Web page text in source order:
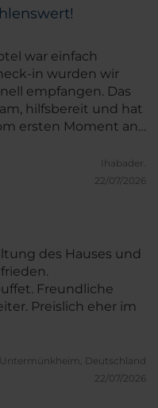
war einfach
in wurden wir
empfangen. Das
hilfsbereit und hat
ersten Moment an
makellos sauber.
sodass wir
Design des
Vielen
den großartigen
wieder und
Ihabader.
22/07/2026
des Hauses und
Freundliche
Preislich eher im
Untermünkheim, Deutschland
22/07/2026